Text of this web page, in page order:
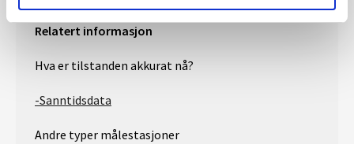
Relatert informasjon
Hva er tilstanden akkurat nå?
-Sanntidsdata
Andre typer målestasjoner